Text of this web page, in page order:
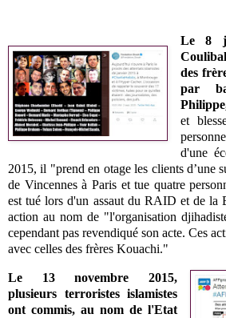
Le 8
des
par
et
d'une
2015, il "prend en otage les clients d’une
de Vincennes à Paris et tue quatre
est tué lors d'un assaut du RAID et de la
action au nom de "l'organisation
cependant pas revendiqué son acte. Ces
avec celles des frères Kouachi."
Le 13 novembre 2015,
plusieurs terroristes islamistes
ont commis, au nom de l'Etat